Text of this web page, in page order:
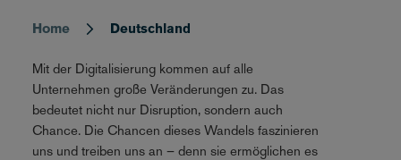
Breadcrumb
Home Deutschland
Mit der Digitalisierung kommen auf alle
Unternehmen große Veränderungen zu. Das
bedeutet nicht nur Disruption, sondern auch
Chance. Die Chancen dieses Wandels faszinieren
uns und treiben uns an – denn sie ermöglichen es